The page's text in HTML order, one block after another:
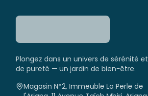
Plongez dans un univers de sérénité et
de pureté — un jardin de bien-être.
Magasin N°2, Immeuble La Perle de